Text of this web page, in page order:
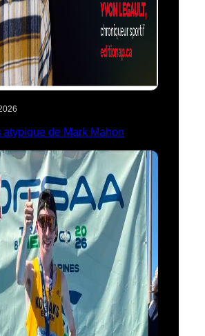
atypique de Mark Mahon